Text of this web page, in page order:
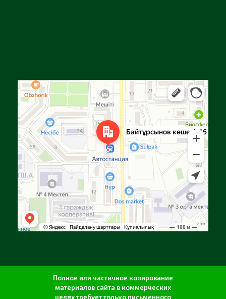
Улица Байтурсынова, 16 — Яндекс Карты
Полное или частичное копирование
материалов сайта в коммерческих
целях требует только письменного